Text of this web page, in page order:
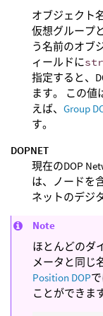
オブジェクト
仮想グループ
う名前のオブ
ィールドに
指定すると、
ます。 この値
えば、 Group
す。
DOPNET
現在のDOP
は、ノードを
ネットのデジ
Note
ほとんどのダ
メータと同じ
Position DOP
ことができま